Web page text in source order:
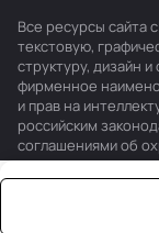
Все ресурсы сайта
текстовую,
структуру, дизайн
фирменное
и прав на
российским
соглашениями об